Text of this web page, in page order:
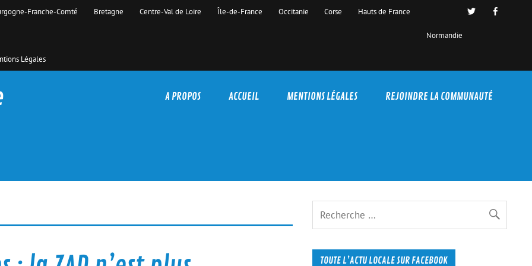
Franche-Comté Bretagne Centre-Val de Loire Île-de-France Occitanie Corse Hauts de France
Normandie
Légales
A PROPOS ACCUEIL MENTIONS LÉGALES REJOINDRE LA COMMUNAUTÉ
TOUTE L’ACTU LOCALE SUR FACEBOOK